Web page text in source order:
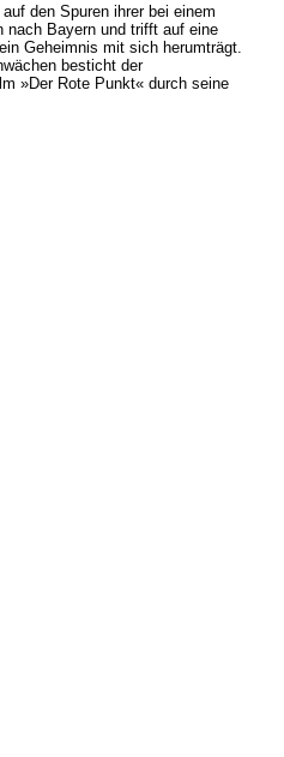
den Spuren ihrer bei einem
nach Bayern und trifft auf eine
Geheimnis mit sich herumträgt.
besticht der
»Der Rote Punkt« durch seine